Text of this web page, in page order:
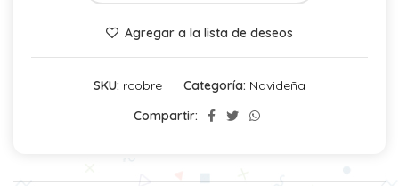
Agregar a la lista de deseos
SKU: rcobre Categoría: Navideña
Compartir: